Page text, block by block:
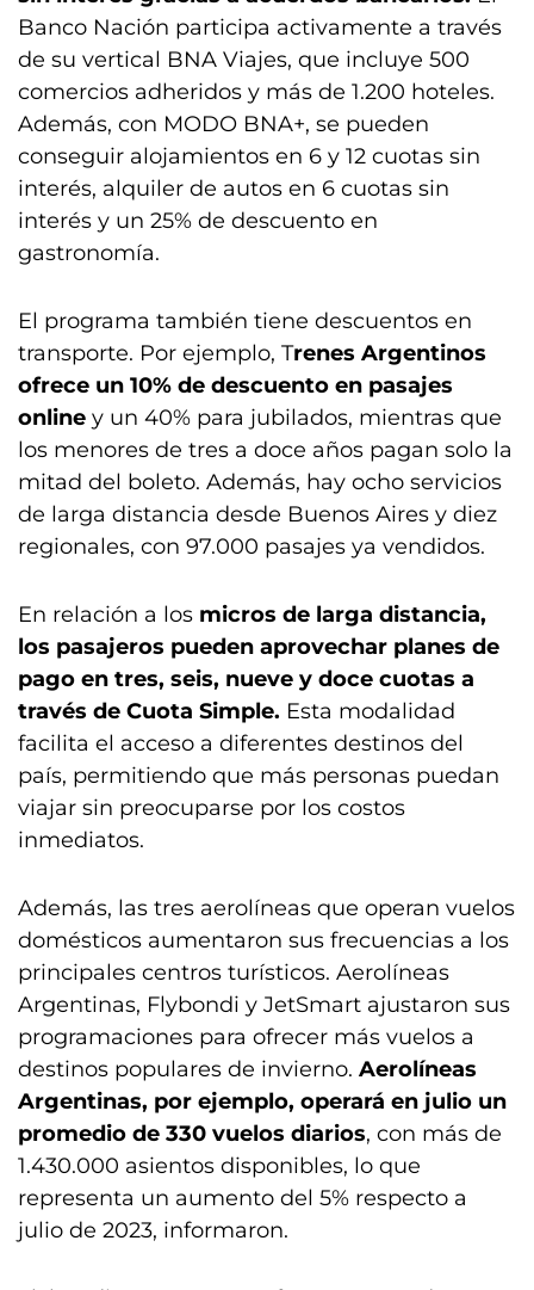
Banco Nación participa activamente a través
de su vertical BNA Viajes, que incluye 500
comercios adheridos y más de 1.200 hoteles.
Además, con MODO BNA+, se pueden
conseguir alojamientos en 6 y 12 cuotas sin
interés, alquiler de autos en 6 cuotas sin
interés y un 25% de descuento en
gastronomía.
El programa también tiene descuentos en
transporte. Por ejemplo, Trenes Argentinos
ofrece un 10% de descuento en pasajes
online y un 40% para jubilados, mientras que
los menores de tres a doce años pagan solo la
mitad del boleto. Además, hay ocho servicios
de larga distancia desde Buenos Aires y diez
regionales, con 97.000 pasajes ya vendidos.
En relación a los micros de larga distancia,
los pasajeros pueden aprovechar planes de
pago en tres, seis, nueve y doce cuotas a
través de Cuota Simple. Esta modalidad
facilita el acceso a diferentes destinos del
país, permitiendo que más personas puedan
viajar sin preocuparse por los costos
inmediatos.
Además, las tres aerolíneas que operan vuelos
domésticos aumentaron sus frecuencias a los
principales centros turísticos. Aerolíneas
Argentinas, Flybondi y JetSmart ajustaron sus
programaciones para ofrecer más vuelos a
destinos populares de invierno. Aerolíneas
Argentinas, por ejemplo, operará en julio un
promedio de 330 vuelos diarios, con más de
1.430.000 asientos disponibles, lo que
representa un aumento del 5% respecto a
julio de 2023, informaron.